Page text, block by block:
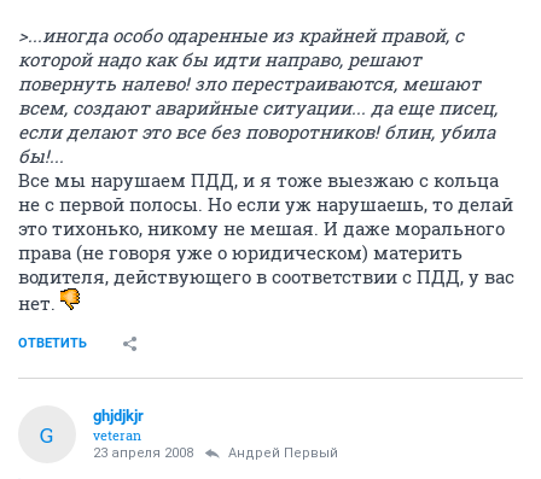
>...иногда особо одаренные из крайней правой, с
которой надо как бы идти направо, решают
повернуть налево! зло перестраиваются, мешают
всем, создают аварийные ситуации... да еще писец,
если делают это все без поворотников! блин, убила
бы!...
Все мы нарушаем ПДД, и я тоже выезжаю с кольца
не с первой полосы. Но если уж нарушаешь, то делай
это тихонько, никому не мешая. И даже морального
права (не говоря уже о юридическом) материть
водителя, действующего в соответствии с ПДД, у вас
нет.
ОТВЕТИТЬ
G
ghjdjkjr
veteran
23 апреля 2008 Андрей Первый